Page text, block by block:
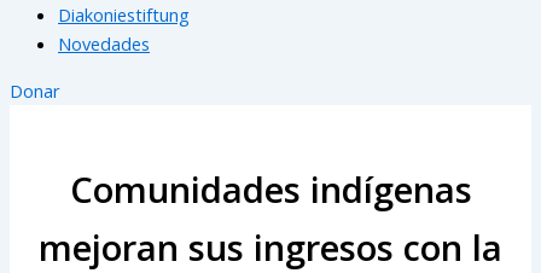
Diakoniestiftung
Novedades
Donar
Comunidades indígenas
mejoran sus ingresos con la